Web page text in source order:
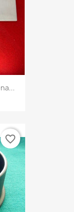
favorite_border